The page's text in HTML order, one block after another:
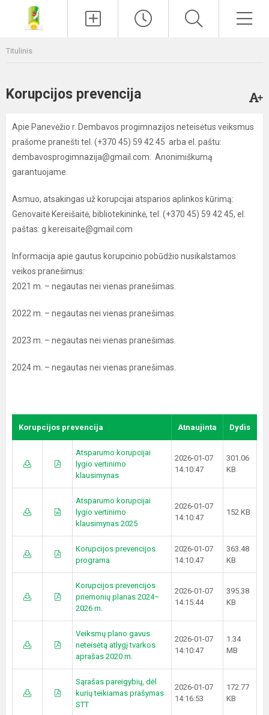
Titulinis
Korupcijos prevencija
Apie Panevėžio r. Dembavos progimnazijos neteisėtus veiksmus
prašome pranešti tel. (+370 45) 59 42 45 arba el. paštu:
dembavosprogimnazija@gmail.com. Anonimiškumą
garantuojame.
Asmuo, atsakingas už korupcijai atsparios aplinkos kūrimą:
Genovaitė Kereišaitė, bibliotekininkė, tel. (+370 45) 59 42 45, el.
paštas: g.kereisaite@gmail.com
Informacija apie gautus korupcinio pobūdžio nusikalstamos
veikos pranešimus:
2021 m. – negautas nei vienas pranešimas.
2022 m. – negautas nei vienas pranešimas.
2023 m. – negautas nei vienas pranešimas.
2024 m. – negautas nei vienas pranešimas.
Korupcijos prevencija Atnaujinta Dydis
Atsparumo korupcijai
lygio vertinimo
klausimynas
2026-01-07
14:10:47
301.06
KB
Atsparumo korupcijai
lygio vertinimo
klausimynas 2025
2026-01-07
14:10:47
152 KB
Korupcijos prevencijos
programa
2026-01-07
14:10:47
363.48
KB
Korupcijos prevencijos
priemonių planas 2024–
2026 m.
2026-01-07
14:15:44
395.38
KB
Veiksmų plano gavus
neteisėtą atlygį tvarkos
aprašas 2020 m.
2026-01-07
14:10:47
1.34
MB
Sąrašas pareigybių, dėl
kurių teikiamas prašymas
STT
2026-01-07
14:16:53
172.77
KB